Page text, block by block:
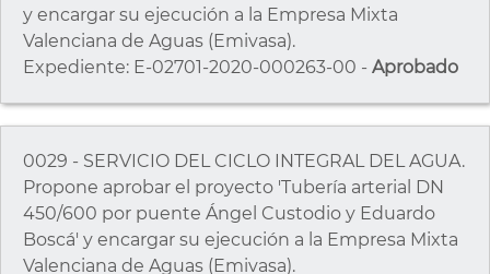
y encargar su ejecución a la Empresa Mixta
Valenciana de Aguas (Emivasa).
Expediente: E-02701-2020-000263-00 - Aprobado
0029 - SERVICIO DEL CICLO INTEGRAL DEL AGUA.
Propone aprobar el proyecto 'Tubería arterial DN
450/600 por puente Ángel Custodio y Eduardo
Boscá' y encargar su ejecución a la Empresa Mixta
Valenciana de Aguas (Emivasa).